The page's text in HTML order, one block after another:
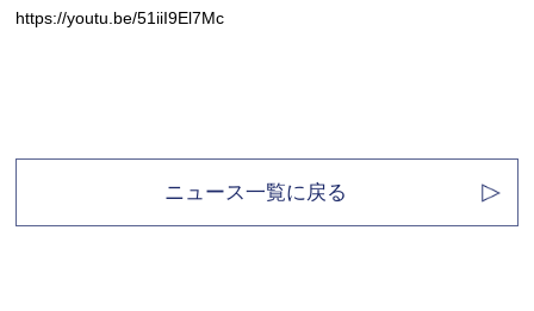
https://youtu.be/51iiI9El7Mc
ニュース一覧に戻る